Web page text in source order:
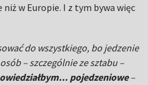
w Europie. I z tym bywa więc
do wszystkiego, bo jedzenie
– szczególnie ze sztabu –
pojedzeniowe–